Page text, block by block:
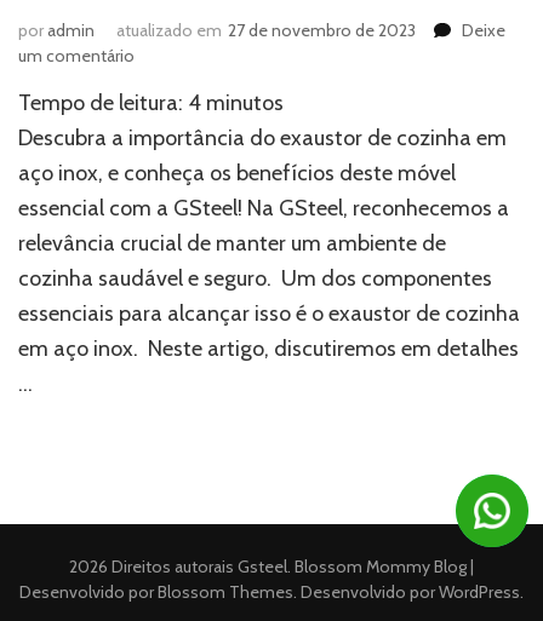
poradmin atualizado em 27 de novembro de 2023
Deixe
um comentário
importância
do
exaustor
de
cozinha
aço
inox
para
ventilação
Tempo de leitura: 4 minutos
Descubra a importância do exaustor de cozinha em
aço inox, e conheça os benefícios deste móvel
essencial com a GSteel! Na GSteel, reconhecemos a
relevância crucial de manter um ambiente de
cozinha saudável e seguro. Um dos componentes
essenciais para alcançar isso é o exaustor de cozinha
em aço inox. Neste artigo, discutiremos em detalhes
…
2026 Direitos autorais Gsteel. Blossom Mommy Blog |
Desenvolvido porBlossom Themes. Desenvolvido porWordPress.